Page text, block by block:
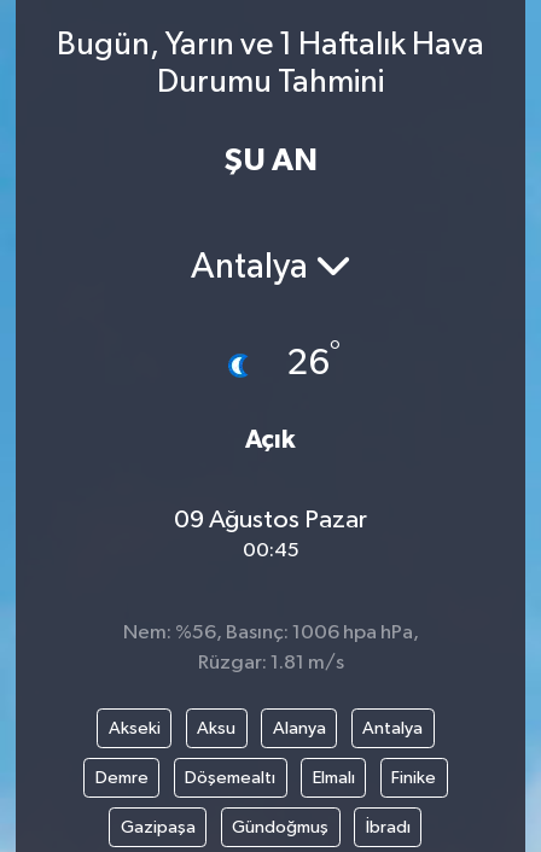
Bugün, Yarın ve 1 Haftalık Hava
Durumu Tahmini
ŞU AN
Antalya
26°
Açık
09 Ağustos Pazar
00:45
Nem: %56, Basınç: 1006 hpa hPa,
Rüzgar: 1.81 m/s
Akseki Aksu Alanya Antalya
Demre Döşemealtı Elmalı Finike
Gazipaşa Gündoğmuş İbradı